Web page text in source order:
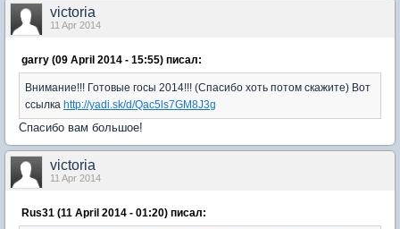
victoria
11 Apr 2014
garry (09 April 2014 - 15:55) писал:
Внимание!!! Готовые госы 2014!!! (Спасибо хоть потом скажите) Вот
ссылка http://yadi.sk/d/Qac5ls7GM8J3g
Спасибо вам большое!
victoria
11 Apr 2014
Rus31 (11 April 2014 - 01:20) писал: